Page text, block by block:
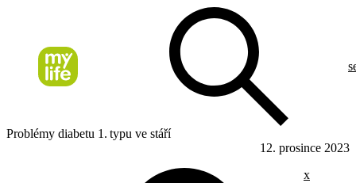
Problémy diabetu 1. typu ve stáří
12. prosince 2023
x